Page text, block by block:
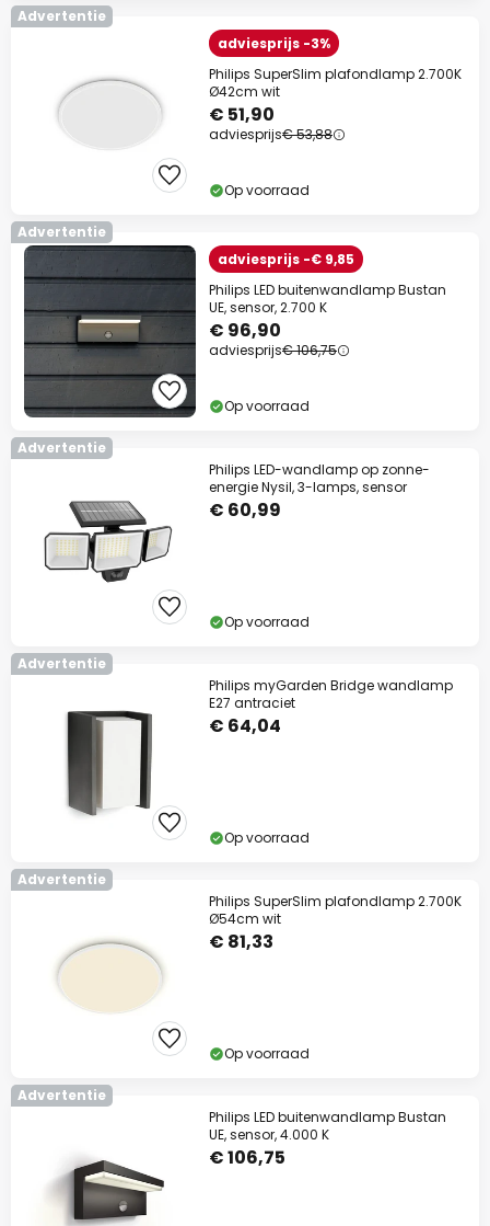
Advertentie
adviesprijs -3%
Philips SuperSlim plafondlamp 2.700K
Ø42cm wit
€ 51,90
adviesprijs€ 53,88
Op voorraad
Advertentie
adviesprijs -€ 9,85
Philips LED buitenwandlamp Bustan
UE, sensor, 2.700 K
€ 96,90
adviesprijs€ 106,75
Op voorraad
Advertentie
Philips LED-wandlamp op zonne-
energie Nysil, 3-lamps, sensor
€ 60,99
Op voorraad
Advertentie
Philips myGarden Bridge wandlamp
E27 antraciet
€ 64,04
Op voorraad
Advertentie
Philips SuperSlim plafondlamp 2.700K
Ø54cm wit
€ 81,33
Op voorraad
Advertentie
Philips LED buitenwandlamp Bustan
UE, sensor, 4.000 K
€ 106,75